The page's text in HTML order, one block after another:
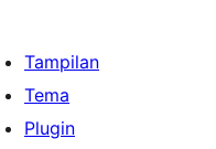
Tampilan
Tema
Plugin